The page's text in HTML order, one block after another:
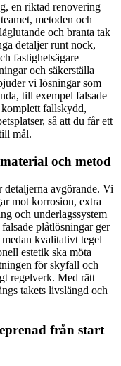
en riktad renovering
metoden och
och branta tak
detaljer runt nock,
fastighetsägare
och säkerställa
vi lösningar som
till exempel falsade
fallskydd,
så att du får ett
mål.
och metod
avgörande. Vi
mot korrosion, extra
och underlagssystem
plåtlösningar ger
kvalitativt tegel
estetik ska möta
för skyfall och
regelverk. Med rätt
takets livslängd och
från start